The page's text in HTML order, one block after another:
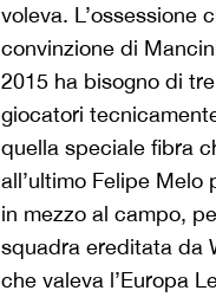
voleva. L’ossessione
convinzione di
2015 ha bisogno di
giocatori
quella speciale fibra
all’ultimo Felipe
in mezzo al campo,
squadra ereditata da
che valeva l’Europa